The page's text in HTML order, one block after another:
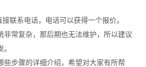
联系电话，电话可以获得一个报价。
非常复杂，那后期也无法维护，所以建议
些步骤的详细介绍，希望对大家有所帮